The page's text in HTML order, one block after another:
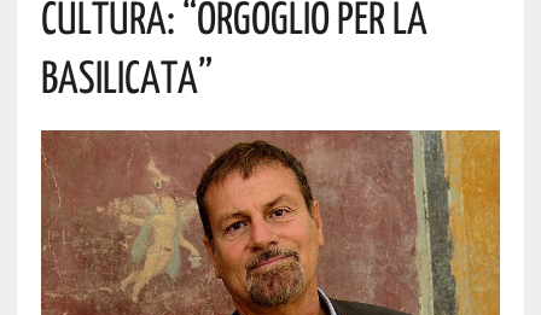
Cultura: “Orgoglio Per La
Basilicata”